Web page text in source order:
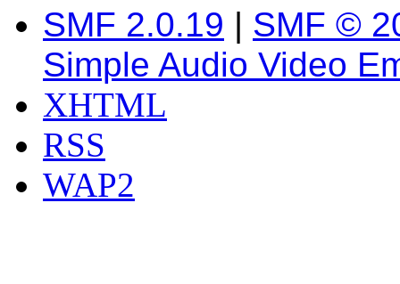
SMF 2.0.19 | SMF ©
Simple Audio Video
XHTML
RSS
WAP2